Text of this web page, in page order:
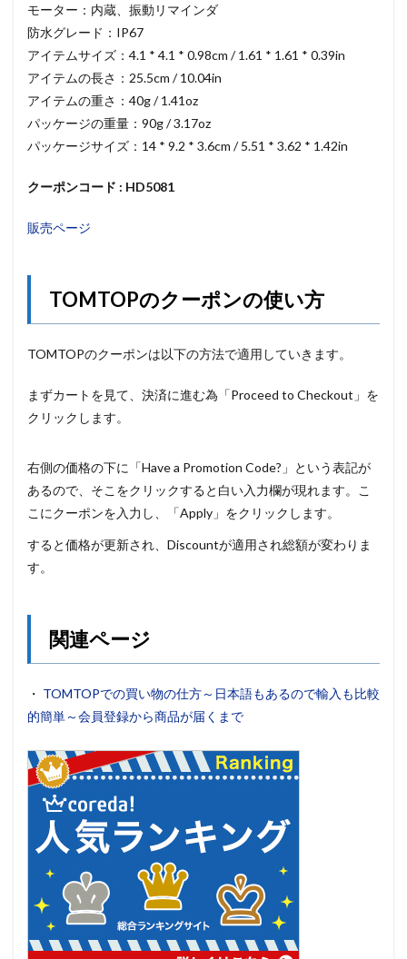
モーター：内蔵、振動リマインダ
防水グレード：IP67
アイテムサイズ：4.1 * 4.1 * 0.98cm / 1.61 * 1.61 * 0.39in
アイテムの長さ：25.5cm / 10.04in
アイテムの重さ：40g / 1.41oz
パッケージの重量：90g / 3.17oz
パッケージサイズ：14 * 9.2 * 3.6cm / 5.51 * 3.62 * 1.42in
クーポンコード : HD5081
販売ページ
TOMTOPのクーポンの使い方
TOMTOPのクーポンは以下の方法で適用していきます。
まずカートを見て、決済に進む為「Proceed to Checkout」を
クリックします。
右側の価格の下に「Have a Promotion Code?」という表記が
あるので、そこをクリックすると白い入力欄が現れます。こ
こにクーポンを入力し、「Apply」をクリックします。
すると価格が更新され、Discountが適用され総額が変わりま
す。
関連ページ
・ TOMTOPでの買い物の仕方～日本語もあるので輸入も比較
的簡単～会員登録から商品が届くまで